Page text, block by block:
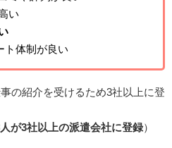
い
ト体制が良い
の紹介を受けるため3社以上に登
が3社以上の派遣会社に登録）